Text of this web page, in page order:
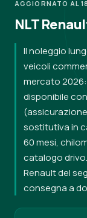
AGGIORNATO AL
NLT
Il noleggio
veicoli
mercato
disponibile
sostitutiva in
60 mesi,
catalogo
Renault del
consegna a